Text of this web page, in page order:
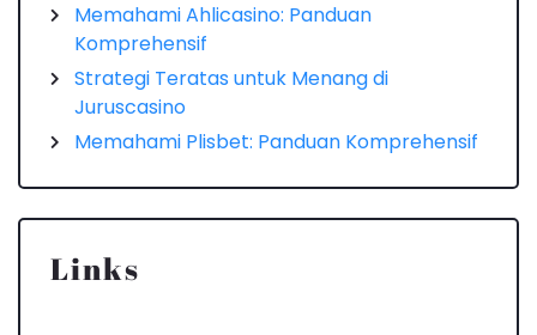
Memahami Ahlicasino: Panduan
Komprehensif
Strategi Teratas untuk Menang di
Juruscasino
Memahami Plisbet: Panduan Komprehensif
Links